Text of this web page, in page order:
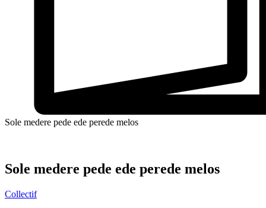
Sole medere pede ede perede melos
Sole medere pede ede perede melos
Collectif